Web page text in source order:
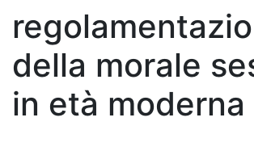
della morale
in età moderna